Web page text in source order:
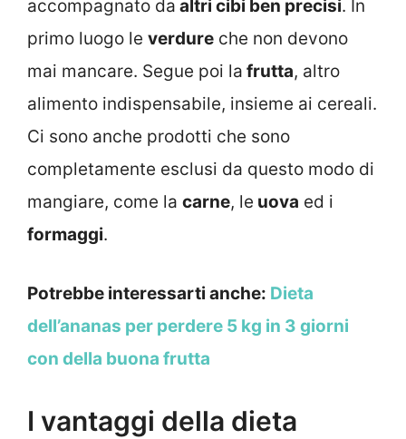
accompagnato da altri cibi ben precisi. In
primo luogo le verdure che non devono
mai mancare. Segue poi la frutta, altro
alimento indispensabile, insieme ai cereali.
Ci sono anche prodotti che sono
completamente esclusi da questo modo di
mangiare, come la carne, le uova ed i
formaggi.
Potrebbe interessarti anche: Dieta
dell’ananas per perdere 5 kg in 3 giorni
con della buona frutta
I vantaggi della dieta